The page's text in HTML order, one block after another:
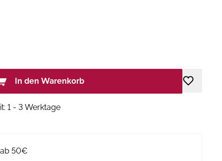
In den Warenkorb
1 - 3 Werktage
50€